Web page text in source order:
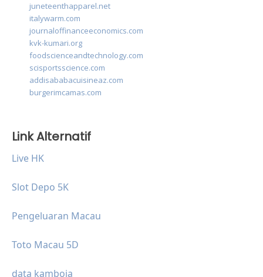
juneteenthapparel.net
italywarm.com
journaloffinanceeconomics.com
kvk-kumari.org
foodscienceandtechnology.com
scisportsscience.com
addisababacuisineaz.com
burgerimcamas.com
Link Alternatif
Live HK
Slot Depo 5K
Pengeluaran Macau
Toto Macau 5D
data kamboja